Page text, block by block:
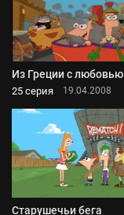
Из Греции с любовью
25 серия 19.04.2008
Старушечьи бега